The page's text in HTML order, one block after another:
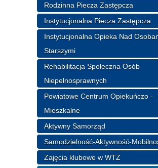
Rodzinna Piecza Zastępcza
Instytucjonalna Piecza Zastępcza
Instytucjonalna Opieka Nad
Starszymi
Rehabilitacja Społeczna Osób
Niepełnosprawnych
Powiatowe Centrum Opiekuńczo -
Mieszkalne
Aktywny Samorząd
Samodzielność-Aktywność-
Zajęcia klubowe w WTZ